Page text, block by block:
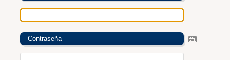
Contraseña